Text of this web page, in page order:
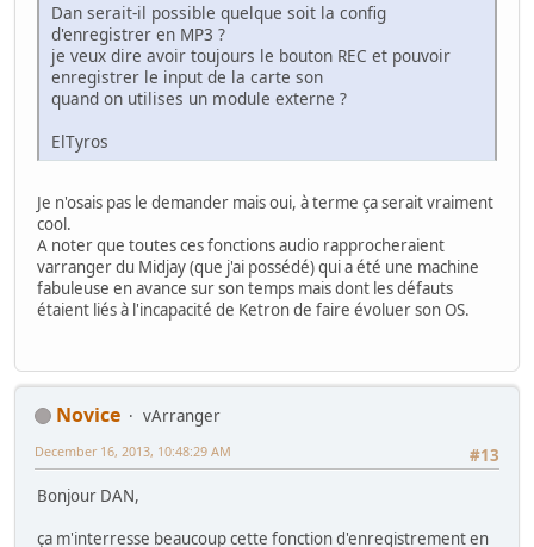
Dan serait-il possible quelque soit la config
d'enregistrer en MP3 ?
je veux dire avoir toujours le bouton REC et pouvoir
enregistrer le input de la carte son
quand on utilises un module externe ?
ElTyros
Je n'osais pas le demander mais oui, à terme ça serait vraiment
cool.
A noter que toutes ces fonctions audio rapprocheraient
varranger du Midjay (que j'ai possédé) qui a été une machine
fabuleuse en avance sur son temps mais dont les défauts
étaient liés à l'incapacité de Ketron de faire évoluer son OS.
Novice
vArranger
#13
December 16, 2013, 10:48:29 AM
Bonjour DAN,
ça m'interresse beaucoup cette fonction d'enregistrement en